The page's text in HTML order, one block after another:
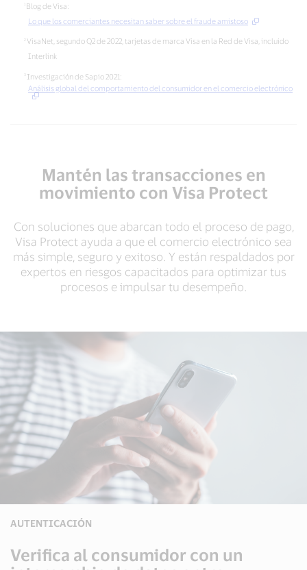
inglés)
a
presencia
al
después
transacción
Blog de Visa:
Lo que los comerciantes necesitan saber sobre el fraude amistoso
VisaNet, segundo Q2 de 2022, tarjetas de marca Visa en la Red de Visa, incluido
Interlink
Investigación de Sapio 2021:
Análisis global del comportamiento del consumidor en el comercio electrónico
Mantén las transacciones en
movimiento con Visa Protect
Con soluciones que abarcan todo el proceso de pago,
Visa Protect ayuda a que el comercio electrónico sea
más simple, seguro y exitoso. Y están respaldados por
expertos en riesgos capacitados para optimizar tus
procesos e impulsar tu desempeño.
AUTENTICACIÓN
Verifica al consumidor con un